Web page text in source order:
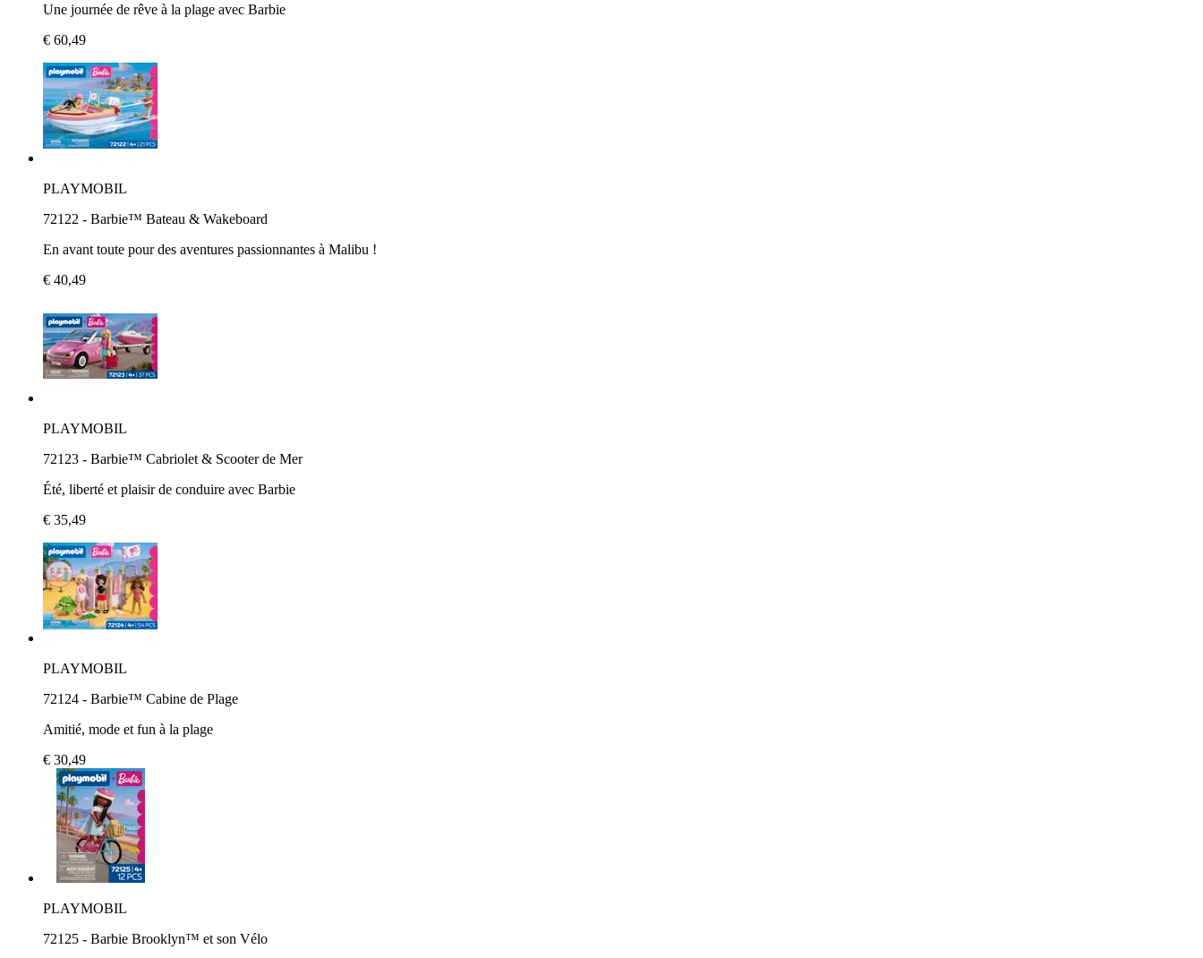
Une journée de rêve à la plage avec Barbie
€ 60,49
PLAYMOBIL
72122 - Barbie™ Bateau & Wakeboard
En avant toute pour des aventures passionnantes à Malibu !
€ 40,49
PLAYMOBIL
72123 - Barbie™ Cabriolet & Scooter de Mer
Été, liberté et plaisir de conduire avec Barbie
€ 35,49
PLAYMOBIL
72124 - Barbie™ Cabine de Plage
Amitié, mode et fun à la plage
€ 30,49
PLAYMOBIL
72125 - Barbie Brooklyn™ et son Vélo